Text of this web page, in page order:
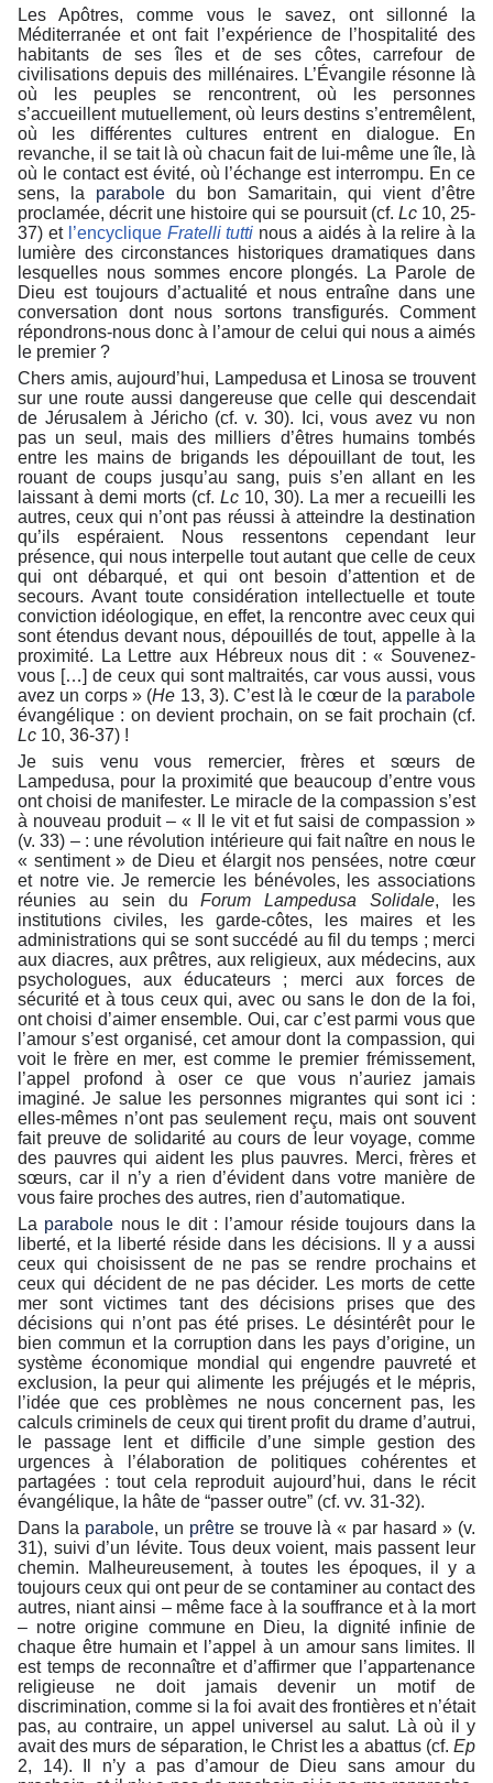
Les Apôtres, comme vous le savez, ont sillonné la
Méditerranée et ont fait l’expérience de l’hospitalité des
habitants de ses îles et de ses côtes, carrefour de
civilisations depuis des millénaires. L’Évangile résonne là
où les peuples se rencontrent, où les personnes
s’accueillent mutuellement, où leurs destins s’entremêlent,
où les différentes cultures entrent en dialogue. En
revanche, il se tait là où chacun fait de lui-même une île, là
où le contact est évité, où l’échange est interrompu. En ce
sens, la parabole du bon Samaritain, qui vient d’être
proclamée, décrit une histoire qui se poursuit (cf. Lc 10, 25-
37) etl’encyclique Fratelli tutti nous a aidés à la relire à la
lumière des circonstances historiques dramatiques dans
lesquelles nous sommes encore plongés. La Parole de
Dieu est toujours d’actualité et nous entraîne dans une
conversation dont nous sortons transfigurés. Comment
répondrons-nous donc à l’amour de celui qui nous a aimés
le premier ?
Chers amis, aujourd’hui, Lampedusa et Linosa se trouvent
sur une route aussi dangereuse que celle qui descendait
de Jérusalem à Jéricho (cf. v. 30). Ici, vous avez vu non
pas un seul, mais des milliers d’êtres humains tombés
entre les mains de brigands les dépouillant de tout, les
rouant de coups jusqu’au sang, puis s’en allant en les
laissant à demi morts (cf. Lc 10, 30). La mer a recueilli les
autres, ceux qui n’ont pas réussi à atteindre la destination
qu’ils espéraient. Nous ressentons cependant leur
présence, qui nous interpelle tout autant que celle de ceux
qui ont débarqué, et qui ont besoin d’attention et de
secours. Avant toute considération intellectuelle et toute
conviction idéologique, en effet, la rencontre avec ceux qui
sont étendus devant nous, dépouillés de tout, appelle à la
proximité. La Lettre aux Hébreux nous dit : « Souvenez-
vous […] de ceux qui sont maltraités, car vous aussi, vous
avez un corps » (He 13, 3). C’est là le cœur de la parabole
évangélique : on devient prochain, on se fait prochain (cf.
Lc 10, 36-37) !
Je suis venu vous remercier, frères et sœurs de
Lampedusa, pour la proximité que beaucoup d’entre vous
ont choisi de manifester. Le miracle de la compassion s’est
à nouveau produit – « Il le vit et fut saisi de compassion »
(v. 33) – : une révolution intérieure qui fait naître en nous le
« sentiment » de Dieu et élargit nos pensées, notre cœur
et notre vie. Je remercie les bénévoles, les associations
réunies au sein duForum Lampedusa Solidale, les
institutions civiles, les garde-côtes, les maires et les
administrations qui se sont succédé au fil du temps ; merci
aux diacres, aux prêtres, aux religieux, aux médecins, aux
psychologues, aux éducateurs ; merci aux forces de
sécurité et à tous ceux qui, avec ou sans le don de la foi,
ont choisi d’aimer ensemble. Oui, car c’est parmi vous que
l’amour s’est organisé, cet amour dont la compassion, qui
voit le frère en mer, est comme le premier frémissement,
l’appel profond à oser ce que vous n’auriez jamais
imaginé. Je salue les personnes migrantes qui sont ici :
elles-mêmes n’ont pas seulement reçu, mais ont souvent
fait preuve de solidarité au cours de leur voyage, comme
des pauvres qui aident les plus pauvres. Merci, frères et
sœurs, car il n’y a rien d’évident dans votre manière de
vous faire proches des autres, rien d’automatique.
La parabole nous le dit : l’amour réside toujours dans la
liberté, et la liberté réside dans les décisions. Il y a aussi
ceux qui choisissent de ne pas se rendre prochains et
ceux qui décident de ne pas décider. Les morts de cette
mer sont victimes tant des décisions prises que des
décisions qui n’ont pas été prises. Le désintérêt pour le
bien commun et la corruption dans les pays d’origine, un
système économique mondial qui engendre pauvreté et
exclusion, la peur qui alimente les préjugés et le mépris,
l’idée que ces problèmes ne nous concernent pas, les
calculs criminels de ceux qui tirent profit du drame d’autrui,
le passage lent et difficile d’une simple gestion des
urgences à l’élaboration de politiques cohérentes et
partagées : tout cela reproduit aujourd’hui, dans le récit
évangélique, la hâte de “passer outre” (cf. vv. 31-32).
Dans la parabole, un prêtrese trouve là « par hasard » (v.
31), suivi d’un lévite. Tous deux voient, mais passent leur
chemin. Malheureusement, à toutes les époques, il y a
toujours ceux qui ont peur de se contaminer au contact des
autres, niant ainsi – même face à la souffrance et à la mort
– notre origine commune en Dieu, la dignité infinie de
chaque être humain et l’appel à un amour sans limites. Il
est temps de reconnaître et d’affirmer que l’appartenance
religieuse ne doit jamais devenir un motif de
discrimination, comme si la foi avait des frontières et n’était
pas, au contraire, un appel universel au salut. Là où il y
avait des murs de séparation, le Christ les a abattus (cf. Ep
2, 14). Il n’y a pas d’amour de Dieu sans amour du